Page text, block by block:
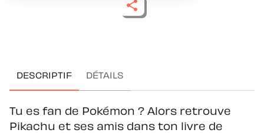
DESCRIPTIF DÉTAILS
Tu es fan de Pokémon ? Alors retrouve
Pikachu et ses amis dans ton livre de